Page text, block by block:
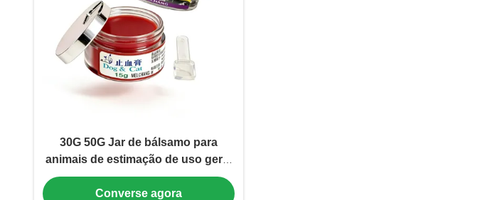
30G 50G Jar de bálsamo para
animais de estimação de uso geral
com colher AS+PP para aplicações
de cuidados múltiplos (MC-AS-552-
Converse agora